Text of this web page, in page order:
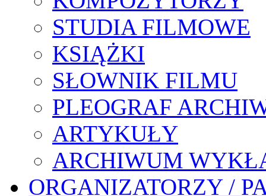
STUDIA FILMOWE
KSIĄŻKI
SŁOWNIK FILMU
PLEOGRAF
ARTYKUŁY
ARCHIWUM
ORGANIZATORZY /